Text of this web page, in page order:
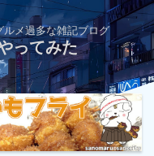
メ過多な雑記ブログ
ってみた